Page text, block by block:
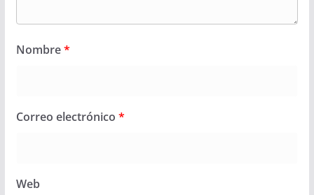
Nombre*
Correo electrónico *
Web